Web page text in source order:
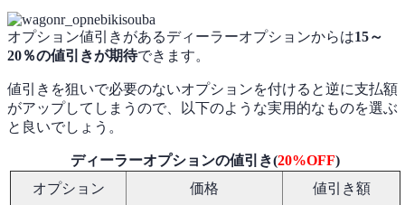
オプション値引きがあるディーラーオプションからは15～
20％の値引きが期待できます。
値引きを狙いで必要のないオプションを付けると逆に支払額
がアップしてしまうので、以下のような実用的なものを選ぶ
と良いでしょう。
ディーラーオプションの値引き(20%OFF)
オプション
価格
値引き額